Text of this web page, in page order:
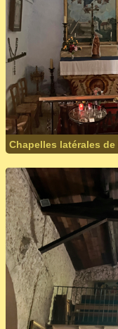
Chapelles latérales